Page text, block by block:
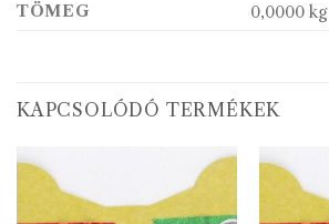
TÖMEG 0,0000 kg
KAPCSOLÓDÓ TERMÉKEK